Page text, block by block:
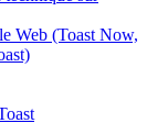
Web (Toast Now,